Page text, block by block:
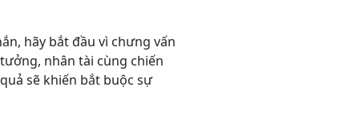
hãy bắt đầu vì chưng vấn
nhân tài cùng chiến
sẽ khiến bắt buộc sự